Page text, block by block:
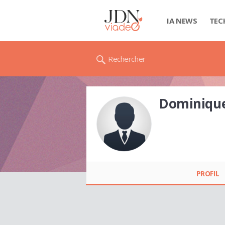
IA NEWS
Rechercher
PROFIL